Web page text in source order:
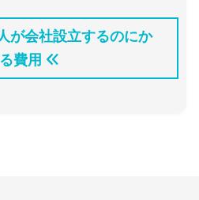
が会社設立するのにか
費用